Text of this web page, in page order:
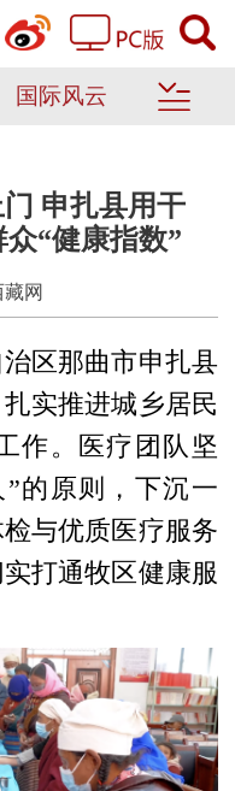
国际风云
申扎县用干
“健康指数”
藏网
区那曲市申扎县
实推进城乡居民
作。医疗团队坚
的原则，下沉一
与优质医疗服务
打通牧区健康服